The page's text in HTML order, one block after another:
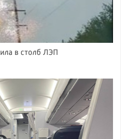
в столб ЛЭП